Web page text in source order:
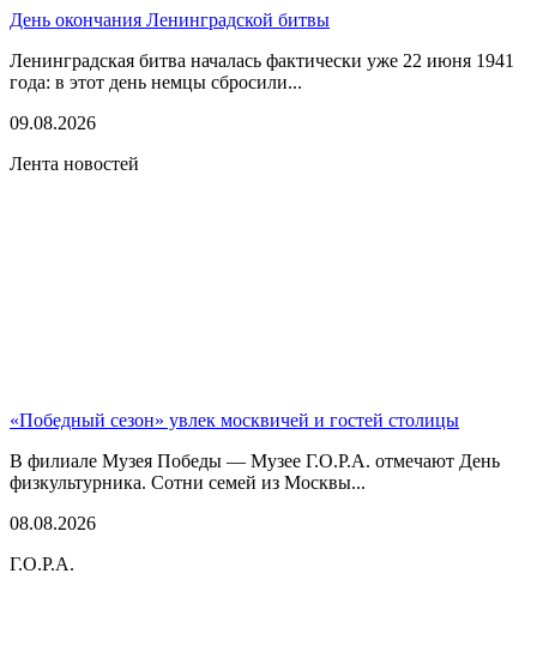
День окончания Ленинградской битвы
Ленинградская битва началась фактически уже 22 июня 1941
года: в этот день немцы сбросили...
09.08.2026
Лента новостей
«Победный сезон» увлек москвичей и гостей столицы
В филиале Музея Победы — Музее Г.О.Р.А. отмечают День
физкультурника. Сотни семей из Москвы...
08.08.2026
Г.О.Р.А.